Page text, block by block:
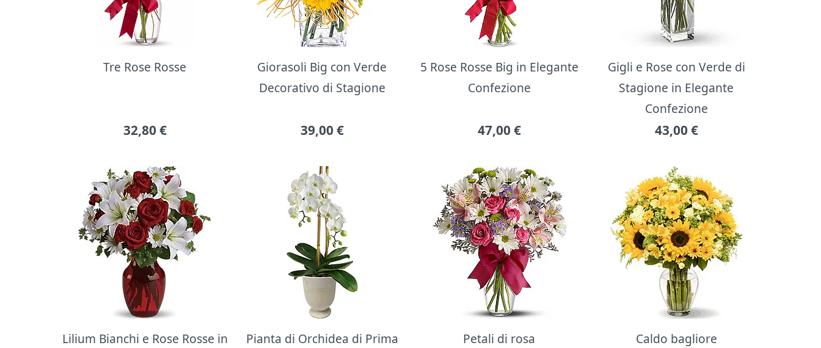
Tre Rose Rosse
32,80 €
Giorasoli Big con Verde
Decorativo di Stagione
39,00 €
5 Rose Rosse Big in Elegante
Confezione
47,00 €
Gigli e Rose con Verde di
Stagione in Elegante
Confezione
43,00 €
Lilium Bianchi e Rose Rosse in
Pianta di Orchidea di Prima
Petali di rosa Caldo bagliore